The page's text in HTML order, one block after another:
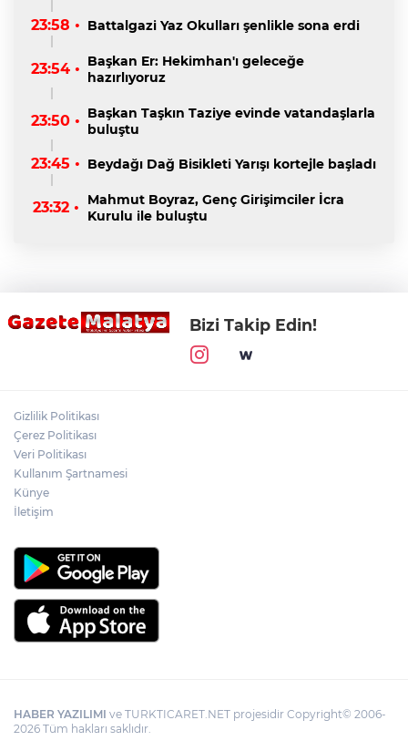
23:58 • Battalgazi Yaz Okulları şenlikle sona erdi
23:54 • Başkan Er: Hekimhan'ı geleceğe
hazırlıyoruz
23:50 • Başkan Taşkın Taziye evinde vatandaşlarla
buluştu
23:45 • Beydağı Dağ Bisikleti Yarışı kortejle başladı
23:32 •
Mahmut Boyraz, Genç Girişimciler İcra
Kurulu ile buluştu
Bizi Takip Edin!
Gizlilik Politikası
Çerez Politikası
Veri Politikası
Kullanım Şartnamesi
Künye
İletişim
HABER YAZILIMI ve TURKTICARET.NET projesidir Copyright© 2006-
2026 Tüm hakları saklıdır.